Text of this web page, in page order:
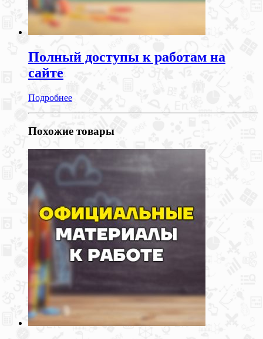
Полный доступы к работам на
сайте
Подробнее
Похожие товары